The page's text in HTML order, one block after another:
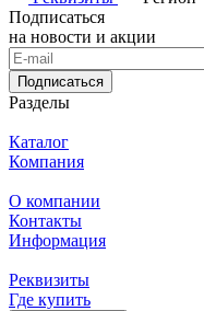
Подписаться
на новости и акции
Подписаться
Разделы
Каталог
Компания
О компании
Контакты
Информация
Реквизиты
Где купить